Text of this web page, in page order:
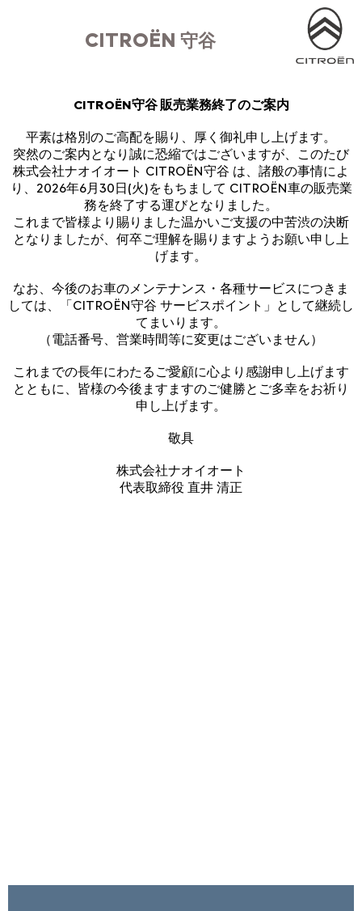
CITROËN 守谷
CITROËN守谷 販売業務終了のご案内
平素は格別のご高配を賜り、厚く御礼申し上げます。
突然のご案内となり誠に恐縮ではございますが、このたび
株式会社ナオイオート CITROËN守谷 は、諸般の事情によ
り、2026年6月30日(火)をもちまして CITROËN車の販売業
務を終了する運びとなりました。
これまで皆様より賜りました温かいご支援の中苦渋の決断
となりましたが、何卒ご理解を賜りますようお願い申し上
げます。
なお、今後のお車のメンテナンス・各種サービスにつきま
しては、「CITROËN守谷 サービスポイント」として継続し
てまいります。
（電話番号、営業時間等に変更はございません）
これまでの長年にわたるご愛顧に心より感謝申し上げます
とともに、皆様の今後ますますのご健勝とご多幸をお祈り
申し上げます。
敬具
株式会社ナオイオート
代表取締役 直井 清正